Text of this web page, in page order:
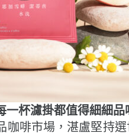
一杯濾掛都值得細細品
咖啡市場，湛盧堅持